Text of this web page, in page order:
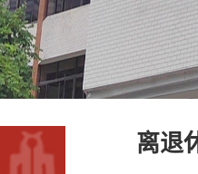
离退